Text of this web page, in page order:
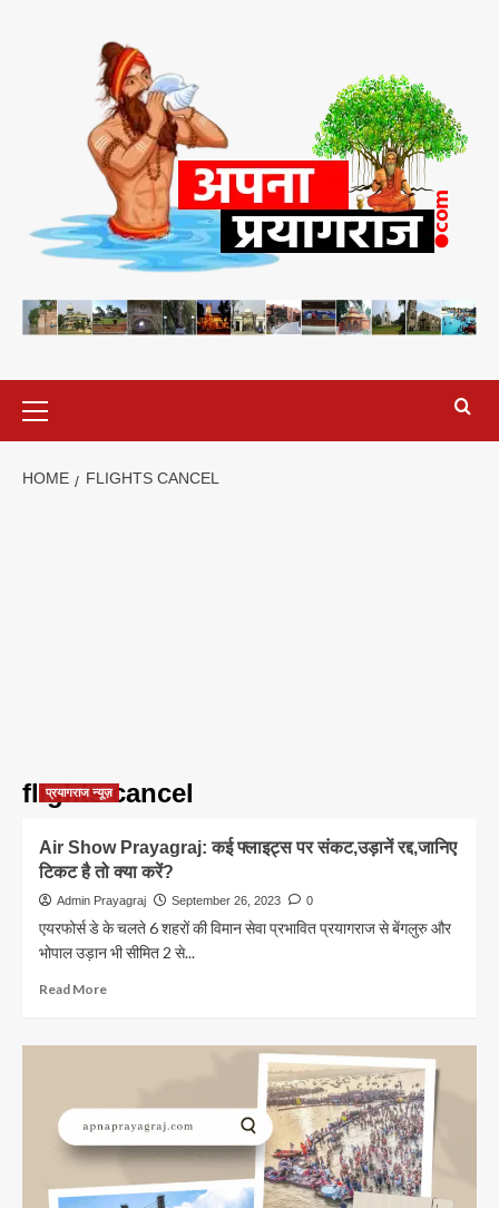
Menu
HOME FLIGHTS CANCEL
flights cancel
प्रयागराज न्यूज़
Air Show Prayagraj: कई फ्लाइट्स पर संकट,उड़ानें रद्द,जानिए
टिकट है तो क्या करें?
Admin Prayagraj September 26, 2023 0
एयरफोर्स डे के चलते 6 शहरों की विमान सेवा प्रभावित प्रयागराज से बेंगलुरु और
भोपाल उड़ान भी सीमित 2 से...
Read MoreRead
Air
कई
फ्लाइट्स
पर
रद्द,जानिए